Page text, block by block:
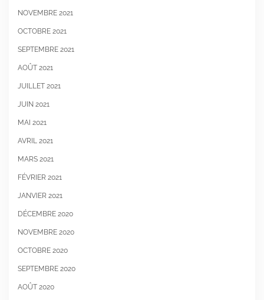
NOVEMBRE 2021
OCTOBRE 2021
SEPTEMBRE 2021
AOÛT 2021
JUILLET 2021
JUIN 2021
MAI 2021
AVRIL 2021
MARS 2021
FÉVRIER 2021
JANVIER 2021
DÉCEMBRE 2020
NOVEMBRE 2020
OCTOBRE 2020
SEPTEMBRE 2020
AOÛT 2020